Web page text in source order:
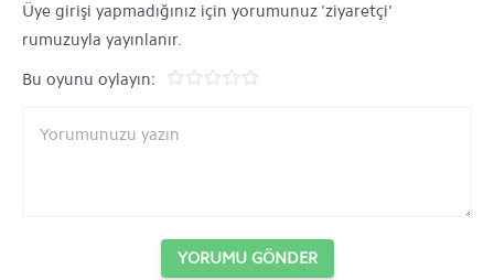
Üye girişi yapmadığınız için yorumunuz 'ziyaretçi'
rumuzuyla yayınlanır.
Bu oyunu oylayın:
YORUMU GÖNDER